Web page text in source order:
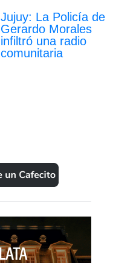
Jujuy: La Policía de
Gerardo Morales
infiltró una radio
comunitaria